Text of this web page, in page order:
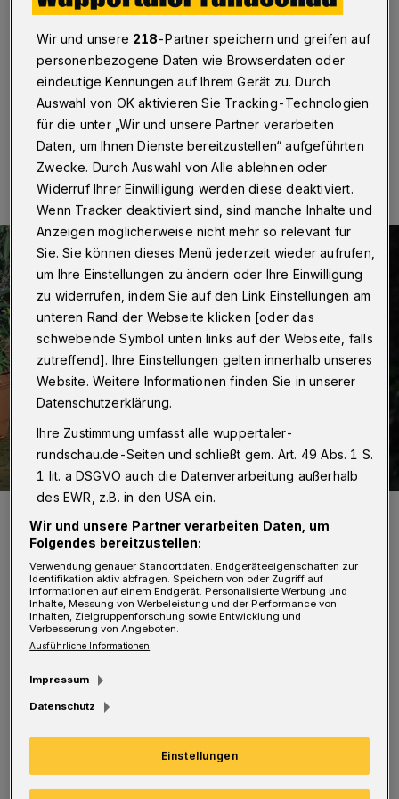
Wuppertal·In der Straße Am Elisabethheim musste
die Wuppertaler Feuerwehr am Freitagnachmittag (22.
Dezember 2023) einen Brand in einer Garage eines
Einfamilienhauses löschen.
23.12.2023 , 13:00 Uhr Eine Minute Lesezeit
Die Feuerwehr bekam den Brand schnell unter Kontrolle.
Foto: Christoph Petersen
Ein Radfahrer hatte gegen 16:55 Uhr bemerkt,
dass Rauch auch einer Garage drang. Er
alarmierte die Bewohnerinnen und Bewohner,
konnten. Die Feuerwehr rückte mit dem
Löschzug Elberfeld und einem Fahrzeug des
Wir und unsere 218-Partner speichern und greifen auf
personenbezogene Daten wie Browserdaten oder
eindeutige Kennungen auf Ihrem Gerät zu. Durch
Auswahl von OK aktivieren Sie Tracking-Technologien
für die unter „Wir und unsere Partner verarbeiten
Daten, um Ihnen Dienste bereitzustellen“ aufgeführten
Zwecke. Durch Auswahl von Alle ablehnen oder
Widerruf Ihrer Einwilligung werden diese deaktiviert.
Wenn Tracker deaktiviert sind, sind manche Inhalte und
Anzeigen möglicherweise nicht mehr so relevant für
Sie. Sie können dieses Menü jederzeit wieder aufrufen,
um Ihre Einstellungen zu ändern oder Ihre Einwilligung
zu widerrufen, indem Sie auf den Link Einstellungen am
unteren Rand der Webseite klicken [oder das
schwebende Symbol unten links auf der Webseite, falls
zutreffend]. Ihre Einstellungen gelten innerhalb unseres
Website. Weitere Informationen finden Sie in unserer
Datenschutzerklärung.
Ihre Zustimmung umfasst alle wuppertaler-
rundschau.de-Seiten und schließt gem. Art. 49 Abs. 1 S.
1 lit. a DSGVO auch die Datenverarbeitung außerhalb
des EWR, z.B. in den USA ein.
Wir und unsere Partner verarbeiten Daten, um
Folgendes bereitzustellen:
Verwendung genauer Standortdaten. Endgeräteeigenschaften zur
Identifikation aktiv abfragen. Speichern von oder Zugriff auf
Informationen auf einem Endgerät. Personalisierte Werbung und
Inhalte, Messung von Werbeleistung und der Performance von
Inhalten, Zielgruppenforschung sowie Entwicklung und
Verbesserung von Angeboten.
Ausführliche Informationen
Impressum
Datenschutz
Einstellungen